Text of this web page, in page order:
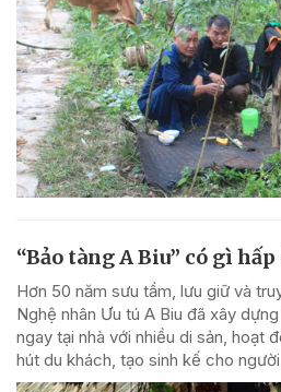
“Bảo tàng A Biu” có gì
Hơn 50 năm sưu tầm, lưu giữ và
Nghệ nhân Ưu tú A Biu đã xây
ngay tại nhà với nhiều di sản, hoạt
hút du khách, tạo sinh kế cho